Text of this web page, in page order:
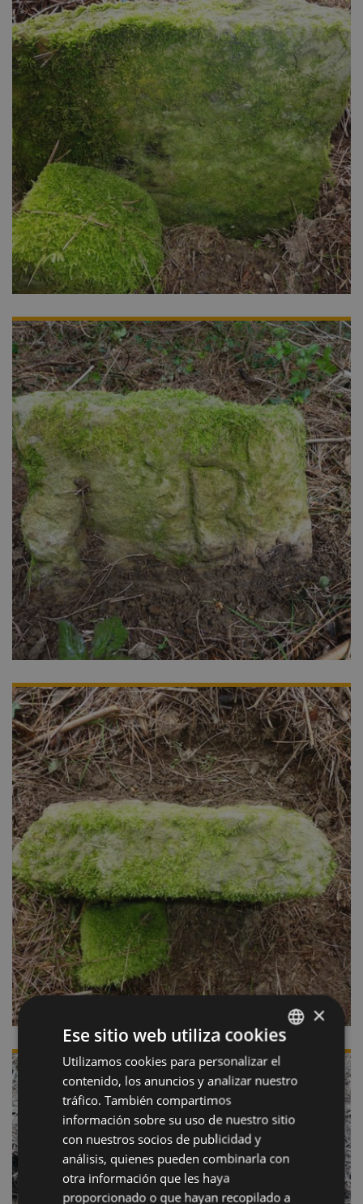
BASQUE
SPANISH
×
Ese sitio web utiliza cookies
Utilizamos cookies para personalizar el
contenido, los anuncios y analizar nuestro
tráfico. También compartimos
información sobre su uso de nuestro sitio
con nuestros socios de publicidad y
análisis, quienes pueden combinarla con
otra información que les haya
proporcionado o que hayan recopilado a